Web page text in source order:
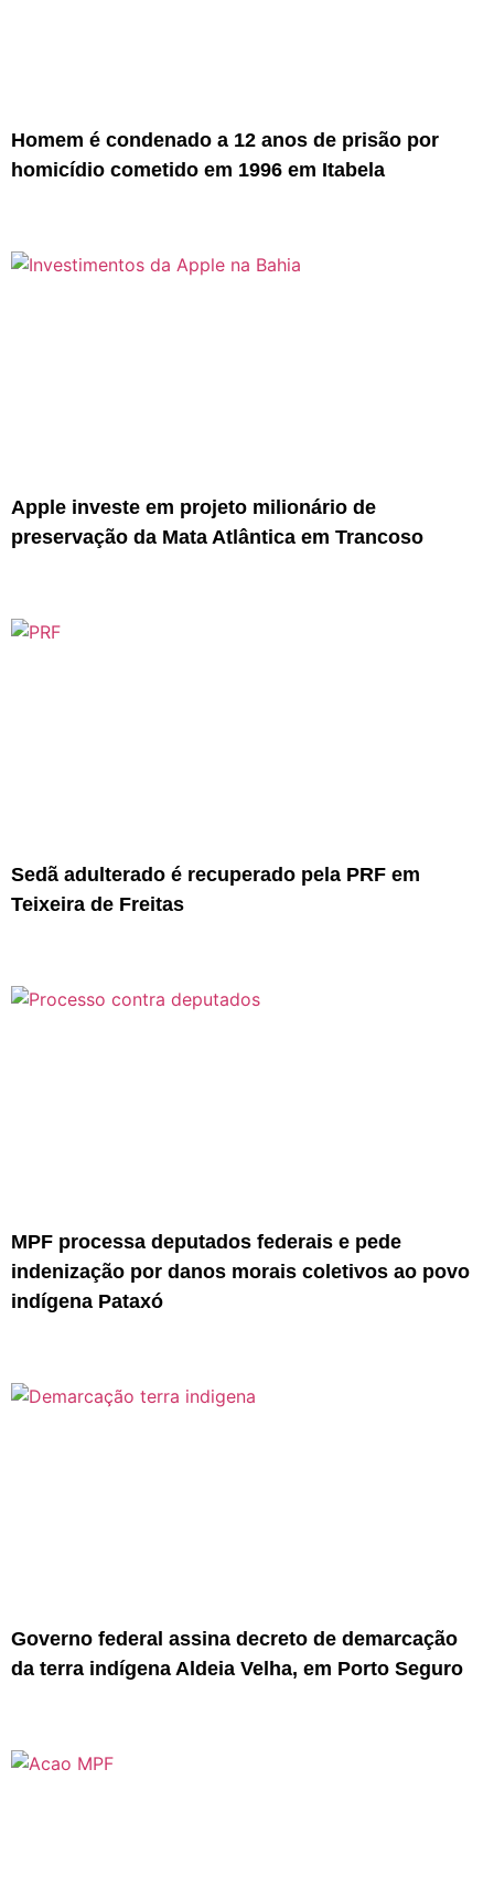
Homem é condenado a 12 anos de prisão por
homicídio cometido em 1996 em Itabela
Apple investe em projeto milionário de
preservação da Mata Atlântica em Trancoso
Sedã adulterado é recuperado pela PRF em
Teixeira de Freitas
MPF processa deputados federais e pede
indenização por danos morais coletivos ao povo
indígena Pataxó
Governo federal assina decreto de demarcação
da terra indígena Aldeia Velha, em Porto Seguro